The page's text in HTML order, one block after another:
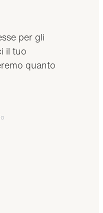
per gli
il tuo
quanto